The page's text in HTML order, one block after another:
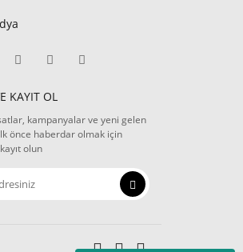
KAYIT OL
kampanyalar ve yeni gelen
önce haberdar olmak için
olun